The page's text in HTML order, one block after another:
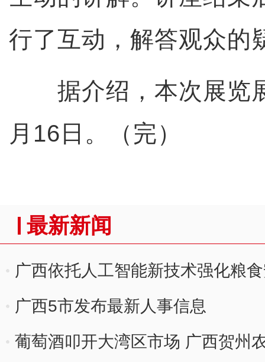
行了互动，解答观众的
据介绍，本次展览
月16日。（完）
最新新闻
广西依托人工智能新技术强化粮
广西5市发布最新人事信息
葡萄酒叩开大湾区市场 广西贺州